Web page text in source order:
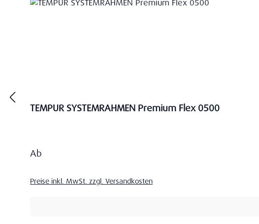
TEMPUR SYSTEMRAHMEN Premium Flex 0500
Regulärer Preis:
Ab
Preise inkl. MwSt. zzgl. Versandkosten